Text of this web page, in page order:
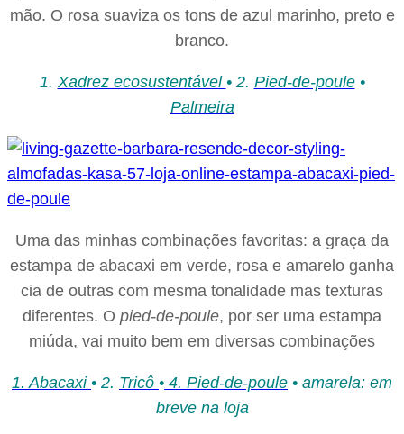
mão. O rosa suaviza os tons de azul marinho, preto e
branco.
1. Xadrez ecosustentável • 2. Pied-de-poule •
Palmeira
Uma das minhas combinações favoritas: a graça da
estampa de abacaxi em verde, rosa e amarelo ganha
cia de outras com mesma tonalidade mas texturas
diferentes. O pied-de-poule, por ser uma estampa
miúda, vai muito bem em diversas combinações
1. Abacaxi • 2. Tricô • 4. Pied-de-poule • amarela: em
breve na loja